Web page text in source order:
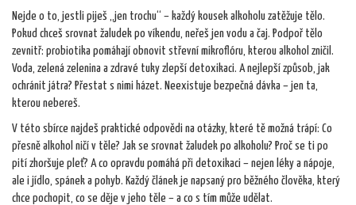
Nejde o to, jestli piješ „jen trochu“ – každý kousek alkoholu zatěžuje tělo.
Pokud chceš srovnat žaludek po víkendu, neřeš jen vodu a čaj. Podpoř tělo
zevnitř: probiotika pomáhají obnovit střevní mikroflóru, kterou alkohol zničil.
Voda, zelená zelenina a zdravé tuky zlepší detoxikaci. A nejlepší způsob, jak
ochránit játra? Přestat s nimi házet. Neexistuje bezpečná dávka – jen ta,
kterou nebereš.
V této sbírce najdeš praktické odpovědi na otázky, které tě možná trápí: Co
přesně alkohol ničí v těle? Jak se srovnat žaludek po alkoholu? Proč se ti po
pití zhoršuje pleť? A co opravdu pomáhá při detoxikaci – nejen léky a nápoje,
ale i jídlo, spánek a pohyb. Každý článek je napsaný pro běžného člověka, který
chce pochopit, co se děje v jeho těle – a co s tím může udělat.